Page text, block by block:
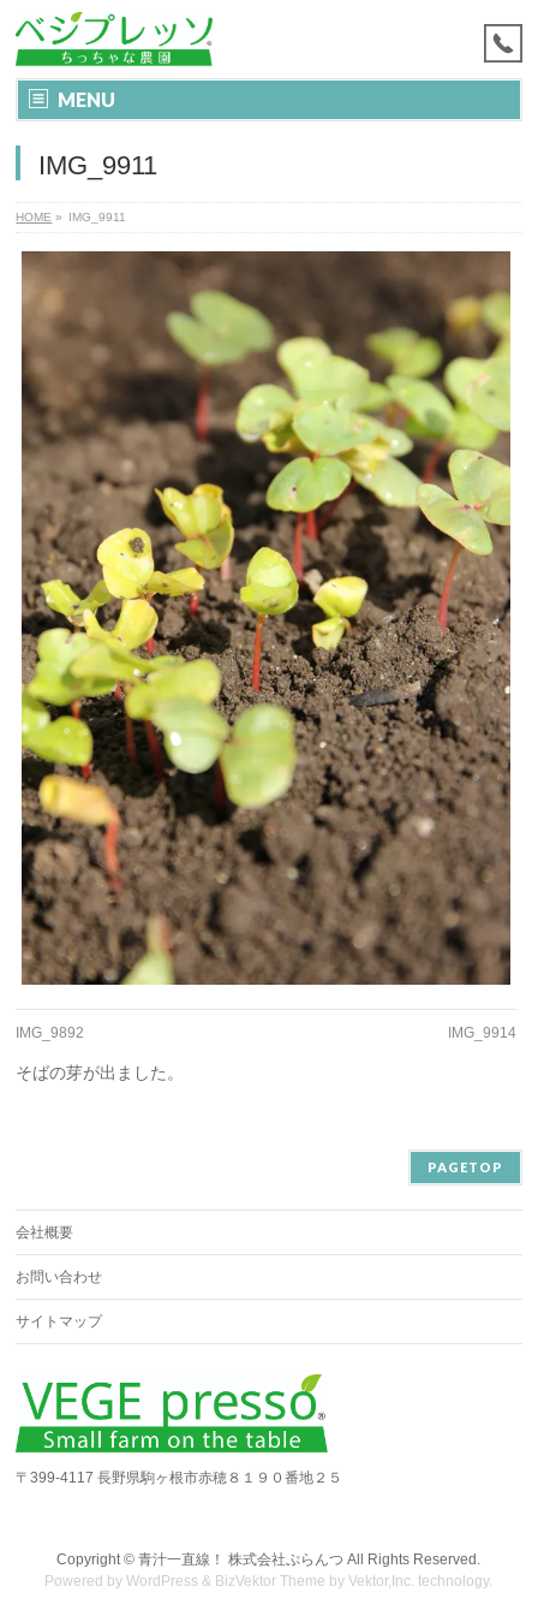
MENU
IMG_9911
HOME » IMG_9911
IMG_9892 IMG_9914
そばの芽が出ました。
PAGETOP
会社概要
お問い合わせ
サイトマップ
〒399-4117 長野県駒ヶ根市赤穂８１９０番地２５
Copyright ©青汁一直線！ 株式会社ぷらんつ All Rights Reserved.
Powered byWordPress & BizVektor Theme byVektor,Inc. technology.